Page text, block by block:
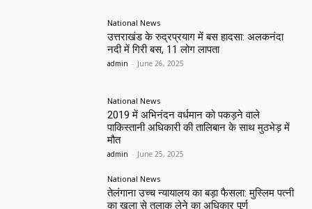
National News
उत्तराखंड के रुद्रप्रयाग में बस हादसा: अलकनंदा
नदी में गिरी बस, 11 लोग लापता
admin - June 26, 2025
National News
2019 में अभिनंदन वर्धमान को पकड़ने वाले
पाकिस्तानी अधिकारी की तालिबान के साथ मुठभेड़ में
मौत
admin - June 25, 2025
National News
तेलंगाना उच्च न्यायालय का बड़ा फैसला: मुस्लिम पत्नी
का खुला से तलाक लेने का अधिकार पूर्ण